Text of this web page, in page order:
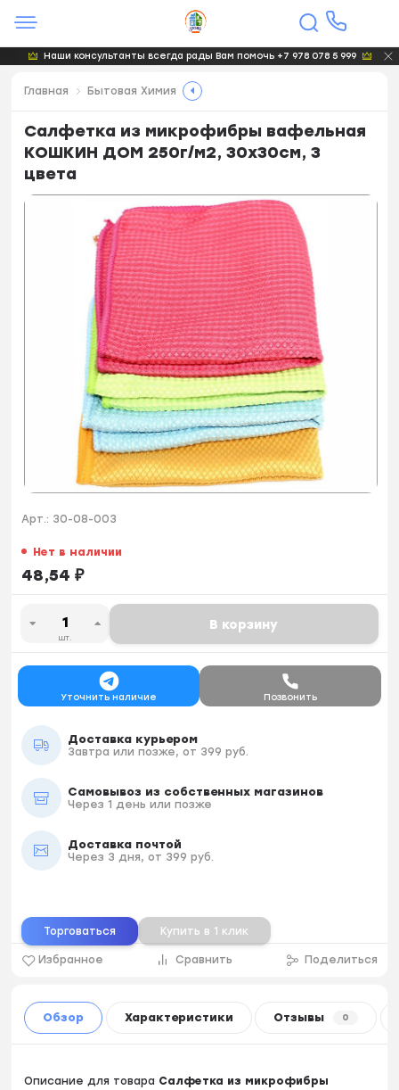
Наши консультанты всегда рады Вам помочь +7 978 078 5 999
Главная Бытовая Химия
Салфетка из микрофибры вафельная
КОШКИН ДОМ 250г/м2, 30х30см, 3
цвета
Арт.: 30-08-003
Нет в наличии
48,54 ₽
шт.
В корзину
Уточнить наличие Позвонить
Доставка курьером
Завтра или позже, от 399 руб.
Самовывоз из собственных магазинов
Через 1 день или позже
Доставка почтой
Через 3 дня, от 399 руб.
Избранное Сравнить Поделиться
Торговаться Купить в 1 клик
Обзор Характеристики Отзывы 0
Описание для товара Салфетка из микрофибры